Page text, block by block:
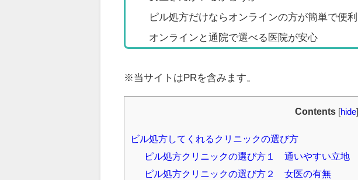
ピル処方だけならオンラインの方が簡単で便利
オンラインと通院で選べる医院が安心
※当サイトはPRを含みます。
Contents [hide]
ビル処方してくれるクリニックの選び方
ピル処方クリニックの選び方１ 通いやすい立地
ピル処方クリニックの選び方２ 女医の有無